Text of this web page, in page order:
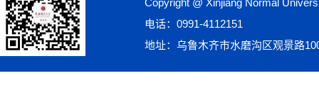
Copyright @ Xinjiang Normal
电话：0991-4112151
地址：乌鲁木齐市水磨沟区观景路